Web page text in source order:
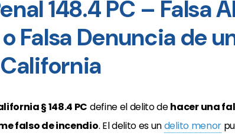
148.4 PC – Falsa
Falsa Denuncia de
§ 148.4 PC define el delito dehacer una
falso de incendio. El delito es undelito menor